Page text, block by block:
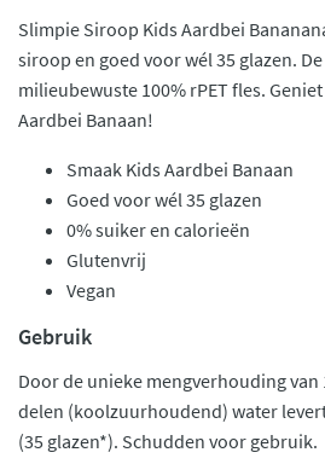
Slimpie Siroop Kids Aardbei
siroop en goed voor wél 35 glazen.
milieubewuste 100% rPET fles.
Aardbei Banaan!
Smaak Kids Aardbei Banaan
Goed voor wél 35 glazen
0% suiker en calorieën
Glutenvrij
Vegan
Gebruik
Door de unieke mengverhouding van
delen (koolzuurhoudend) water
(35 glazen*). Schudden voor gebruik.